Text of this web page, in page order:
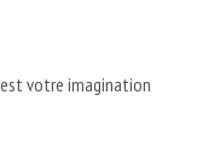
votre imagination